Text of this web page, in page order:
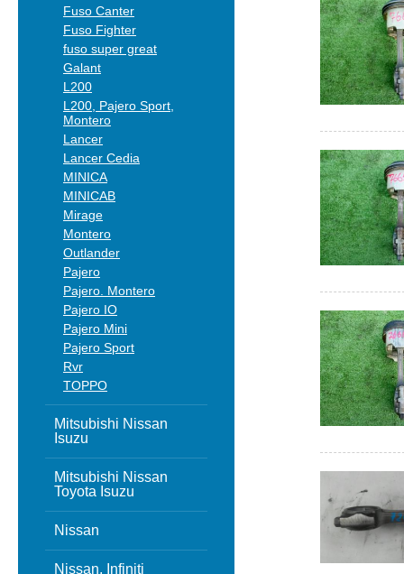
Fuso Canter
Fuso Fighter
fuso super great
Galant
L200
L200, Pajero Sport,
Montero
Lancer
Lancer Cedia
MINICA
MINICAB
Mirage
Montero
Outlander
Pajero
Pajero. Montero
Pajero IO
Pajero Mini
Pajero Sport
Rvr
TOPPO
Mitsubishi Nissan
Isuzu
Mitsubishi Nissan
Toyota Isuzu
Nissan
Nissan, Infiniti